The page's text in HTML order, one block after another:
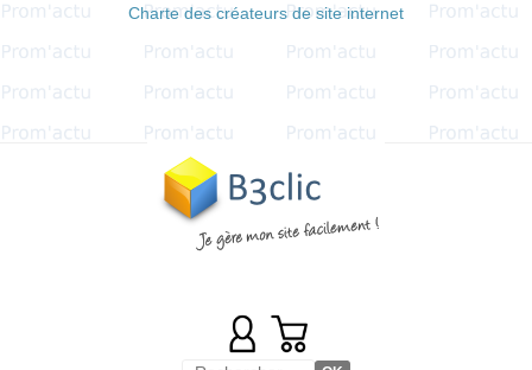
Charte des créateurs de site internet